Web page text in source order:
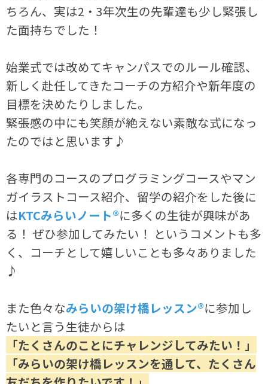
ちろん、実は2・3年次生の先輩達も少し緊張し
た面持ちでした！
始業式では改めてキャンパスでのルール確認、
新しく赴任してきたコーチの方紹介や新年度の
目標を決めたりしました。
緊張感の中にも笑顔が絶えない素敵な式になっ
たのではと思います♪
各専門のコースのプログラミングコースやマン
ガイラストコース紹介、留学の紹介をした後に
はKTCみらいノート®に多くの生徒が興味があ
る！ ぜひ参加してみたい！ というコメントも多
く、コーチとして嬉しいことも多々ありました
♪
また色々なみらいの架け橋レッスン®に参加し
たいと言う生徒からは
「たくさんのことにチャレンジしてみたい！」
「みらいの架け橋レッスンを通して、たくさん